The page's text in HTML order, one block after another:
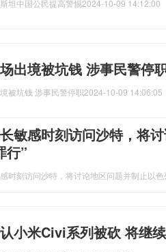
坦中国公民提高警惕2024-10-09 14:12:00
出境被坑钱 涉事民警停
被坑钱 涉事民警停职2024-10-09 14:06:05
敏感时刻访问沙特，将
行”
时刻访问沙特，将讨论地区问题并制止以色
小米Civi系列被砍 将继